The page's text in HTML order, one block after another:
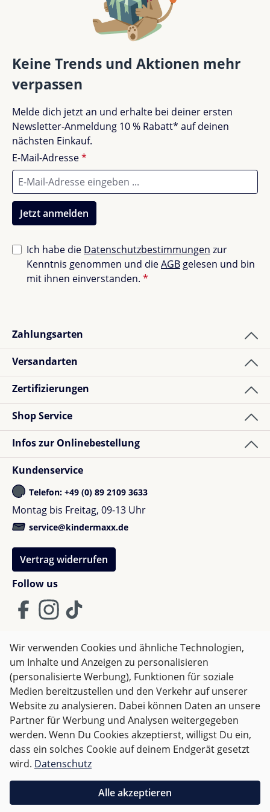
Bewertung schreiben
Keine Bewertungen gefunden. Teile deine
Erfahrungen mit anderen.
Keine Trends und Aktionen mehr
verpassen
Melde dich jetzt an und erhalte bei deiner ersten
Newsletter-Anmeldung 10 % Rabatt* auf deinen
nächsten Einkauf.
E-Mail-Adresse*
Jetzt anmelden
Ich habe die Datenschutzbestimmungen zur
Kenntnis genommen und dieAGB gelesen und bin
mit ihnen einverstanden. *
Zahlungsarten
Versandarten
Zertifizierungen
Follow us
Shop Service
Infos zur Onlinebestellung
Kundenservice
Telefon: +49 (0) 89 2109 3633
Montag bis Freitag, 09-13 Uhr
service@kindermaxx.de
Vertrag widerrufen
AGB Impressum
Datenschutz
Widerrufsrecht
Alle Preise inkl. gesetzl. Mehrwertsteuer zzgl.Versandkosten
und ggf. Nachnahmegebühren, wenn nicht anders
angegeben.
Für Deutschland sind Bestellungen ab 50,- EUR
versandkostenfrei.
Wir verwenden Cookies und ähnliche Technologien,
um Inhalte und Anzeigen zu personalisieren
(personalisierte Werbung), Funktionen für soziale
Medien bereitzustellen und den Verkehr auf unserer
Website zu analysieren. Dabei können Daten an unsere
Partner für Werbung und Analysen weitergegeben
werden. Wenn Du Cookies akzeptierst, willigst Du ein,
dass ein solches Cookie auf deinem Endgerät gesetzt
wird. Datenschutz
Alle akzeptieren